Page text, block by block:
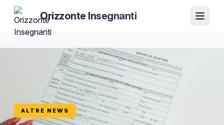
Orizzonte Insegnanti
ALTRE NEWS